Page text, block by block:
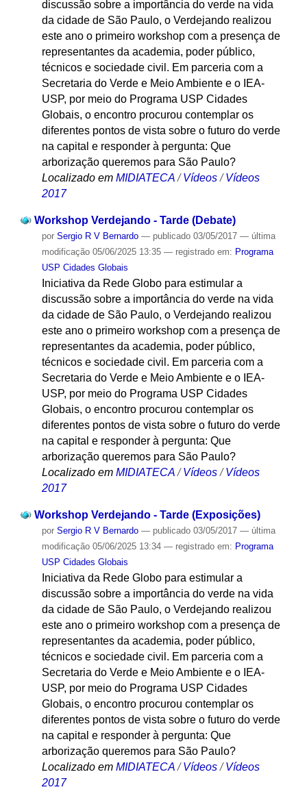
discussão sobre a importância do verde na vida
da cidade de São Paulo, o Verdejando realizou
este ano o primeiro workshop com a presença de
representantes da academia, poder público,
técnicos e sociedade civil. Em parceria com a
Secretaria do Verde e Meio Ambiente e o IEA-
USP, por meio do Programa USP Cidades
Globais, o encontro procurou contemplar os
diferentes pontos de vista sobre o futuro do verde
na capital e responder à pergunta: Que
arborização queremos para São Paulo?
Localizado em MIDIATECA /Vídeos /Vídeos
2017
Workshop Verdejando - Tarde (Debate)
por Sergio R V Bernardo — publicado03/05/2017 — última
modificação05/06/2025 13:35 — registrado em: Programa
USP Cidades Globais
Iniciativa da Rede Globo para estimular a
discussão sobre a importância do verde na vida
da cidade de São Paulo, o Verdejando realizou
este ano o primeiro workshop com a presença de
representantes da academia, poder público,
técnicos e sociedade civil. Em parceria com a
Secretaria do Verde e Meio Ambiente e o IEA-
USP, por meio do Programa USP Cidades
Globais, o encontro procurou contemplar os
diferentes pontos de vista sobre o futuro do verde
na capital e responder à pergunta: Que
arborização queremos para São Paulo?
Localizado em MIDIATECA /Vídeos /Vídeos
2017
Workshop Verdejando - Tarde (Exposições)
por Sergio R V Bernardo — publicado03/05/2017 — última
modificação05/06/2025 13:34 — registrado em: Programa
USP Cidades Globais
Iniciativa da Rede Globo para estimular a
discussão sobre a importância do verde na vida
da cidade de São Paulo, o Verdejando realizou
este ano o primeiro workshop com a presença de
representantes da academia, poder público,
técnicos e sociedade civil. Em parceria com a
Secretaria do Verde e Meio Ambiente e o IEA-
USP, por meio do Programa USP Cidades
Globais, o encontro procurou contemplar os
diferentes pontos de vista sobre o futuro do verde
na capital e responder à pergunta: Que
arborização queremos para São Paulo?
Localizado em MIDIATECA /Vídeos /Vídeos
2017